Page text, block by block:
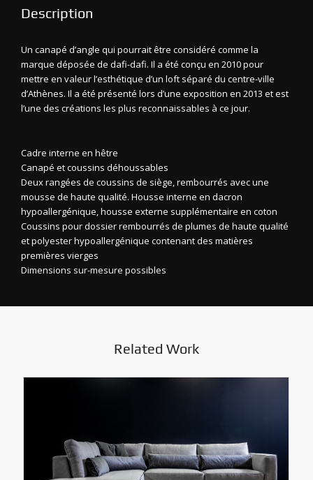
Description
Un canapé d’angle qui pourrait être considéré comme la
marque déposée de dafi-dafi. Il a été conçu en 2010 pour
mettre en valeur l’esthétique d’un loft séparé du centre-ville
d’Athènes. Il a été présenté lors d’une exposition en 2013 et est
l’une des créations les plus reconnaissables à ce jour.
Cadre interne en hêtre
Canapé et coussins déhoussables
Deux rangées de coussins de siège, rembourrés avec une
mousse de haute qualité. Housse interne en dacron
hypoallergénique, housse externe supplémentaire en coton
Coussins pour dossier rembourrés de plumes de haute qualité
et polyester hypoallergénique contenant des matières
premières vierges
Dimensions sur-mesure possibles
Related Work